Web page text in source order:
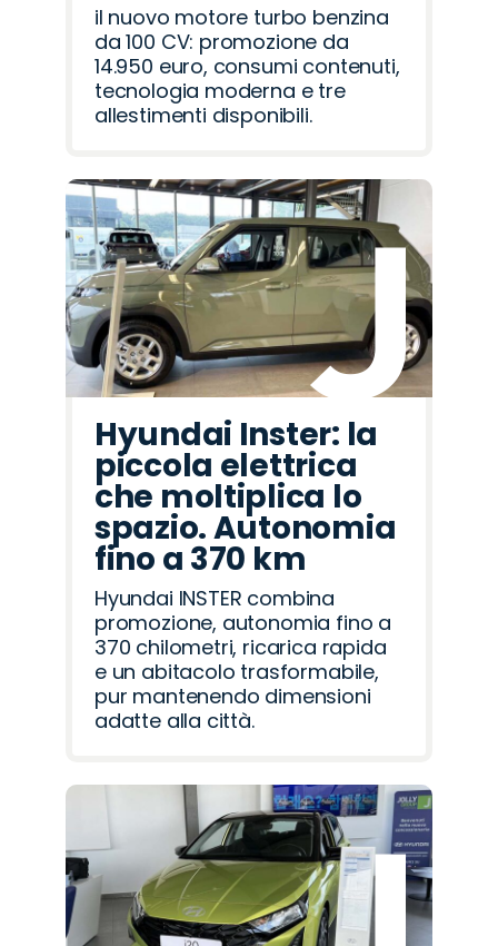
il nuovo motore turbo benzina
da 100 CV: promozione da
14.950 euro, consumi contenuti,
tecnologia moderna e tre
allestimenti disponibili.
Hyundai Inster: la
piccola elettrica
che moltiplica lo
spazio. Autonomia
fino a 370 km
Hyundai INSTER combina
promozione, autonomia fino a
370 chilometri, ricarica rapida
e un abitacolo trasformabile,
pur mantenendo dimensioni
adatte alla città.